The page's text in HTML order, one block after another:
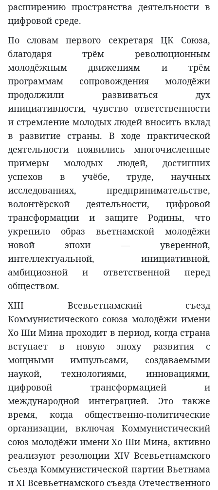
расширению пространства деятельности в
цифровой среде.
По словам первого секретаря ЦК Союза,
благодаря трём революционным
молодёжным движениям и трём
программам сопровождения молодёжи
продолжили развиваться дух
инициативности, чувство ответственности
и стремление молодых людей вносить вклад
в развитие страны. В ходе практической
деятельности появились многочисленные
примеры молодых людей, достигших
успехов в учёбе, труде, научных
исследованиях, предпринимательстве,
волонтёрской деятельности, цифровой
трансформации и защите Родины, что
укрепило образ вьетнамской молодёжи
новой эпохи — уверенной,
интеллектуальной, инициативной,
амбициозной и ответственной перед
обществом.
XIII Всевьетнамский съезд
Коммунистического союза молодёжи имени
Хо Ши Мина проходит в период, когда страна
вступает в новую эпоху развития с
мощными импульсами, создаваемыми
наукой, технологиями, инновациями,
цифровой трансформацией и
международной интеграцией. Это также
время, когда общественно-политические
организации, включая Коммунистический
союз молодёжи имени Хо Ши Мина, активно
реализуют резолюции XIV Всевьетнамского
съезда Коммунистической партии Вьетнама
и XI Всевьетнамского съезда Отечественного